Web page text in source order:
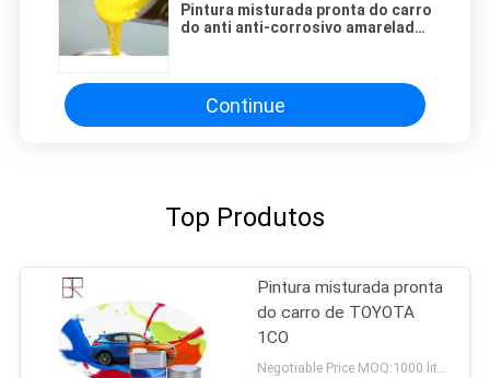
Pintura misturada pronta do carro
do anti anti-corrosivo amarelado
Continue
Top Produtos
Pintura misturada pronta
do carro de TOYOTA
1CO